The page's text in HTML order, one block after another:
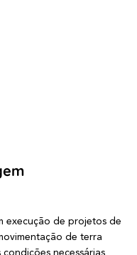
execução de projetos de
de terra
necessárias